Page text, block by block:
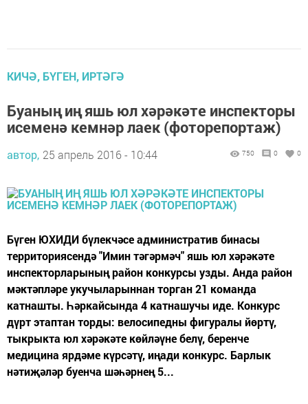
КИЧӘ, БҮГЕН, ИРТӘГӘ
Буаның иң яшь юл хәрәкәте инспекторы
исеменә кемнәр лаек (фоторепортаж)
автор, 25 апрель 2016 - 10:44 750 0 0
Бүген ЮХИДИ бүлекчәсе административ бинасы
территориясендә "Имин тәгәрмәч" яшь юл хәрәкәте
инспекторларының район конкурсы узды. Анда район
мәктәпләре укучыларыннан торган 21 команда
катнашты. Һәркайсында 4 катнашучы иде. Конкурс
дүрт этаптан торды: велосипедны фигуралы йөртү,
тыкрыкта юл хәрәкәте көйләүне белү, беренче
медицина ярдәме күрсәтү, иңади конкурс. Барлык
нәтиҗәләр буенча шәһәрнең 5...